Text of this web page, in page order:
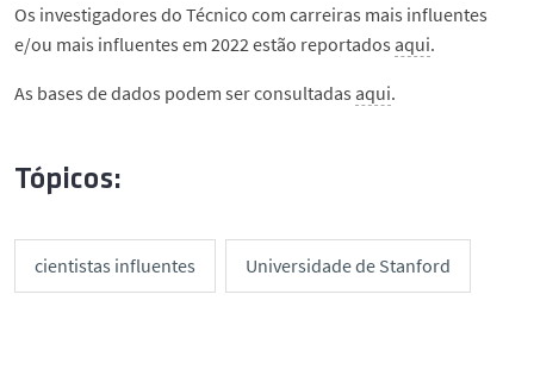
Os investigadores do Técnico com carreiras mais influentes
e/ou mais influentes em 2022 estão reportados aqui.
As bases de dados podem ser consultadas aqui.
Tópicos:
cientistas influentes Universidade de Stanford